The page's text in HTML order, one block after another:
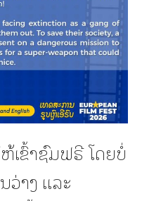
ເຂົ້າຊົມຟຣີ ໂດຍບໍ່
າງ ແລະ